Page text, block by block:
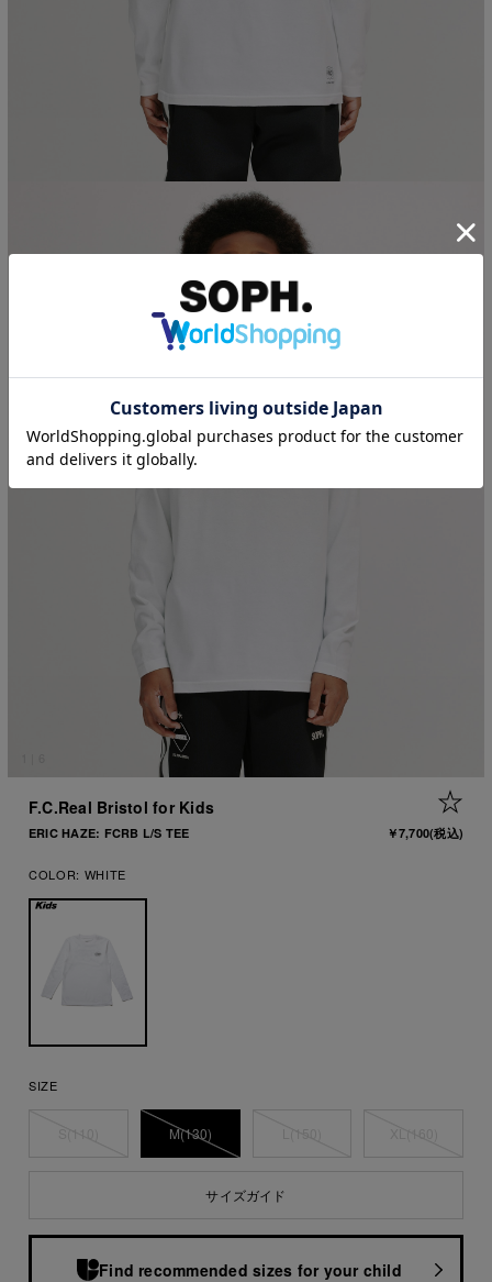
F.C.Real Bristol for Kids
ERIC HAZE: FCRB L/S TEE ￥7,700(税込)
COLOR: WHITE
SIZE
M(130)
サイズガイド
Find recommended sizes for your child